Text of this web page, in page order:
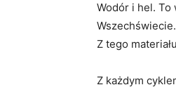
Wodór i hel. To
Z tego
Z każdym